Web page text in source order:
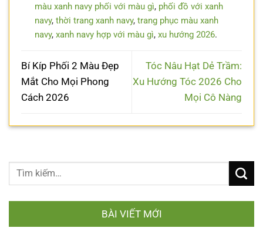
màu xanh navy phối với màu gì, phối đồ với xanh
navy, thời trang xanh navy, trang phục màu xanh
navy, xanh navy hợp với màu gì, xu hướng 2026.
Bí Kíp Phối 2 Màu Đẹp
Mắt Cho Mọi Phong
Cách 2026
Tóc Nâu Hạt Dẻ Trầm:
Xu Hướng Tóc 2026 Cho
Mọi Cô Nàng
BÀI VIẾT MỚI